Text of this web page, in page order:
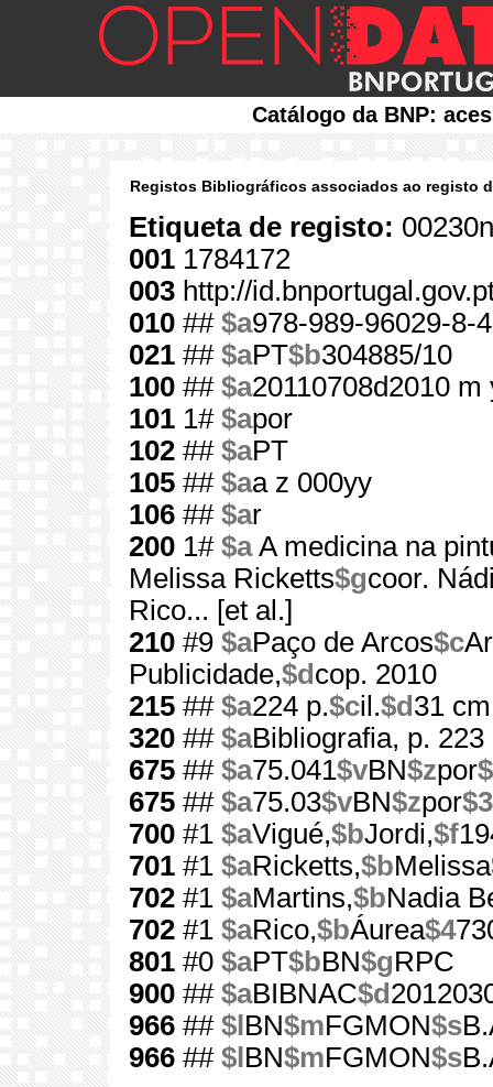
Catálogo da BNP:
Registos Bibliográficos associados ao registo
Etiqueta de registo:
001 1784172
003 http://
010 ## $a978-989-96029-8-4
021 ## $aPT$b304885/10
100 ## $a20110708d2010
101 1# $apor
102 ## $aPT
105 ## $aa z 000yy
106 ## $ar
200 1# $aA medicina na
Melissa Ricketts$gcoor.
Rico... [et al.]
210 #9 $aPaço de Arcos$c
Publicidade,$d cop. 2010
215 ## $a224 p.$cil.$d 31 cm
320 ## $aBibliografia, p. 223
675 ## $a75.041$vBN$zpor
675 ## $a75.03$vBN$zpor$3
700 #1 $aVigué,$bJordi,$f
701 #1 $aRicketts,$bMelissa
702 #1 $aMartins,$bNadia
702 #1 $aRico,$bÁurea$4
801 #0 $aPT$bBN$gRPC
900 ## $aBIBNAC$d
966 ## $l BN$mFGMON$s
966 ## $l BN$mFGMON$s